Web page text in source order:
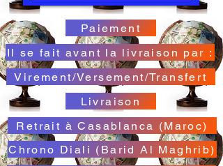
Paiement
Virement/Versement/Transfert
Livraison
Retrait à Casablanca (Maroc)
Il se fait avant la livraison par :
Chrono Diali (Barid Al Maghrib)